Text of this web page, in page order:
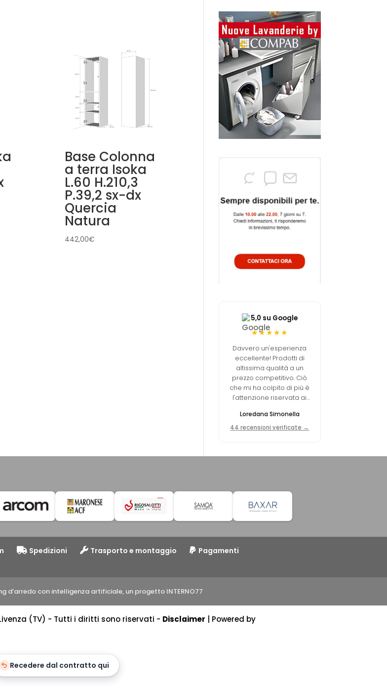
Base Colonna
a terra Isoka
L.60 H.210,3
P.39,2 sx-dx
Quercia
Natura
442,00€
5,0 su Google
★★★★★
Davvero un'esperienza
eccellente! Prodotti di
altissima qualità a un
prezzo competitivo. Ciò
che mi ha colpito di più è
l'attenzione riservata ai
dettaglio.
Loredana Simonella
44 recensioni verificate →
Spedizioni Trasporto e montaggio
Pagamenti
d’arredo con intelligenza artificiale, un progetto INTERNO77
Livenza (TV) - Tutti i diritti sono riservati - Disclaimer | Powered by
Recedere dal contratto qui